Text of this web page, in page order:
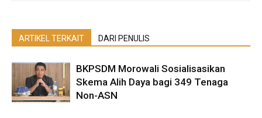
ARTIKEL TERKAIT DARI PENULIS
BKPSDM Morowali Sosialisasikan
Skema Alih Daya bagi 349 Tenaga
Non-ASN